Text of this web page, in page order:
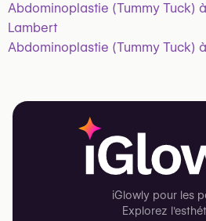
Abdominoplastie (Tummy Tuck)
Lambert
Abdominoplastie (Tummy Tuck)
iGlowly pour les
Explorez